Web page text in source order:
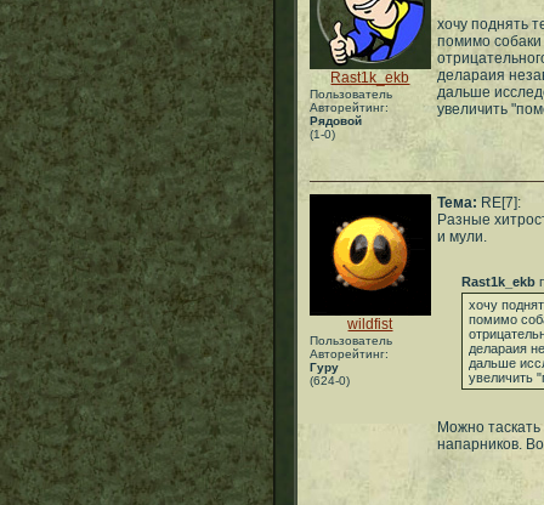
Rast1k_ekb
Пользователь
Авторейтинг:
Рядовой
(1-0)
хочу поднять
помимо
делараия
дальше
увеличить
wildfist
Пользователь
Авторейтинг:
Гуру
(624-0)
Тема: RE[7]:
Разные
и мули.
Rast1k_ekb
хочу
помимо
делараия
дальше
увеличить
Можно
напарников.